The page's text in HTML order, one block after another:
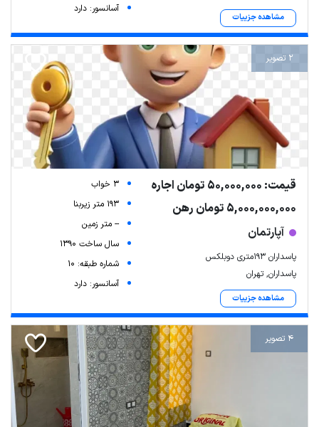
مشاهده جزییات
آسانسور: دارد
2 تصویر
قیمت: 50,000,000 تومان اجاره
5,000,000,000 تومان رهن
آپارتمان
پاسداران ۱۹۳متری دوبلکس
پاسداران, تهران
مشاهده جزییات
3 خواب
193 متر زیربنا
-- متر زمین
سال ساخت 1390
شماره طبقه: 10
آسانسور: دارد
4 تصویر